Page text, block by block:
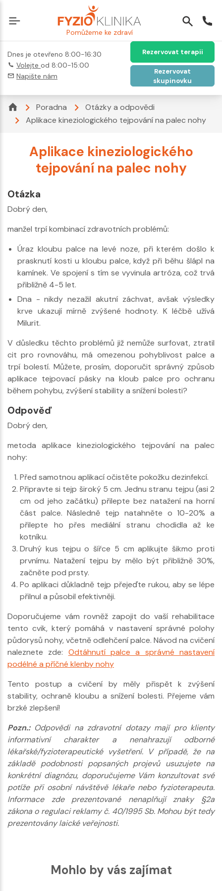
Pomůžeme ke zdraví
Dnes je otevřeno 8:00-16:30
Volejte od 8:00-15:00
Napište nám
Rezervovat terapii
Rezervovat
skupinovku
Poradna
Otázky a odpovědi
Aplikace kineziologického tejpování na palec nohy
Aplikace kineziologického
tejpování na palec nohy
Otázka
Dobrý den,
manžel trpí kombinací zdravotních problémů:
Úraz kloubu palce na levé noze, při kterém došlo k
prasknutí kosti u kloubu palce, když při běhu šlápl na
kamínek. Ve spojení s tím se vyvinula artróza, což trvá
přibližně 4-5 let.
Dna - nikdy nezažil akutní záchvat, avšak výsledky
krve ukazují mírně zvýšené hodnoty. K léčbě užívá
Milurit.
V důsledku těchto problémů již nemůže surfovat, ztratil
cit pro rovnováhu, má omezenou pohyblivost palce a
trpí bolestí. Můžete, prosím, doporučit správný způsob
aplikace tejpovací pásky na kloub palce pro ochranu
během pohybu, zvýšení stability a snížení bolesti?
Odpověď
Dobrý den,
metoda aplikace kineziologického tejpování na palec
nohy:
Před samotnou aplikací očistěte pokožku dezinfekcí.
Připravte si tejp široký 5 cm. Jednu stranu tejpu (asi 2
cm od jeho začátku) přilepte bez natažení na horní
část palce. Následně tejp natahněte o 10-20% a
přilepte ho přes mediální stranu chodidla až ke
kotníku.
Druhý kus tejpu o šířce 5 cm aplikujte šikmo proti
prvnímu. Natažení tejpu by mělo být přibližně 30%,
začněte pod prsty.
Po aplikaci důkladně tejp přejeďte rukou, aby se lépe
přilnul a působil efektivněji.
Doporučujeme vám rovněž zapojit do vaší rehabilitace
tento cvik, který pomáhá v nastavení správné polohy
půdorysů nohy, včetně odlehčení palce. Návod na cvičení
naleznete zde: Odtáhnutí palce a správné nastavení
podélné a příčné klenby nohy
Tento postup a cvičení by měly přispět k zvýšení
stability, ochraně kloubu a snížení bolesti. Přejeme vám
brzké zlepšení!
Pozn.:Odpovědi na zdravotní dotazy mají pro klienty
informativní charakter a nenahrazují odborné
lékařské/fyzioterapeutické vyšetření. V případě, že na
základě podobnosti popsaných projevů usuzujete na
konkrétní diagnózu, doporučujeme Vám konzultovat své
potíže při osobní návštěvě lékaře nebo fyzioterapeuta.
Informace zde prezentované nenaplňují znaky §2a
zákona o regulaci reklamy č. 40/1995 Sb. Mohou být tedy
prezentovány laické veřejnosti.
Mohlo by vás zajímat